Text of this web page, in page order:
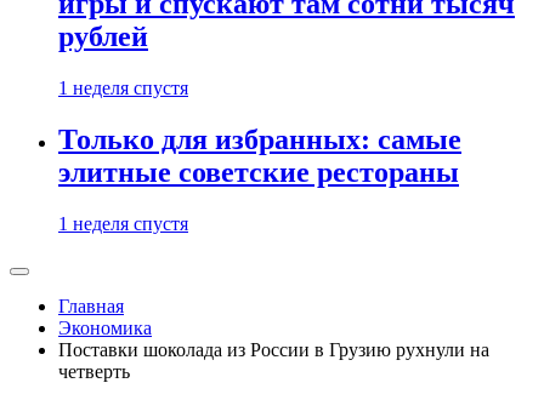
рублей
1 неделя спустя
Только для избранных: самые
элитные советские рестораны
1 неделя спустя
Главная
Экономика
Поставки шоколада из России в Грузию рухнули на
четверть